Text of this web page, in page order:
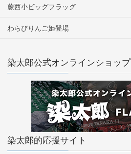
蕨西小ビッグフラッグ
わらびりんご姫登場
染太郎公式オンラインショップ
染太郎的応援サイト